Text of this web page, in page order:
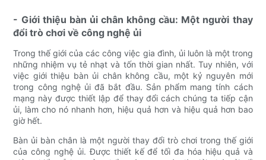
- Giới thiệu bàn ủi chân không cầu: Một người thay
đổi trò chơi về công nghệ ủi
Trong thế giới của các công việc gia đình, ủi luôn là một trong
những nhiệm vụ tẻ nhạt và tốn thời gian nhất. Tuy nhiên, với
việc giới thiệu bàn ủi chân không cầu, một kỷ nguyên mới
trong công nghệ ủi đã bắt đầu. Sản phẩm mang tính cách
mạng này được thiết lập để thay đổi cách chúng ta tiếp cận
ủi, làm cho nó nhanh hơn, hiệu quả hơn và hiệu quả hơn bao
giờ hết.
Bàn ủi bàn chân là một người thay đổi trò chơi trong thế giới
của công nghệ ủi. Được thiết kế để tối đa hóa hiệu quả và